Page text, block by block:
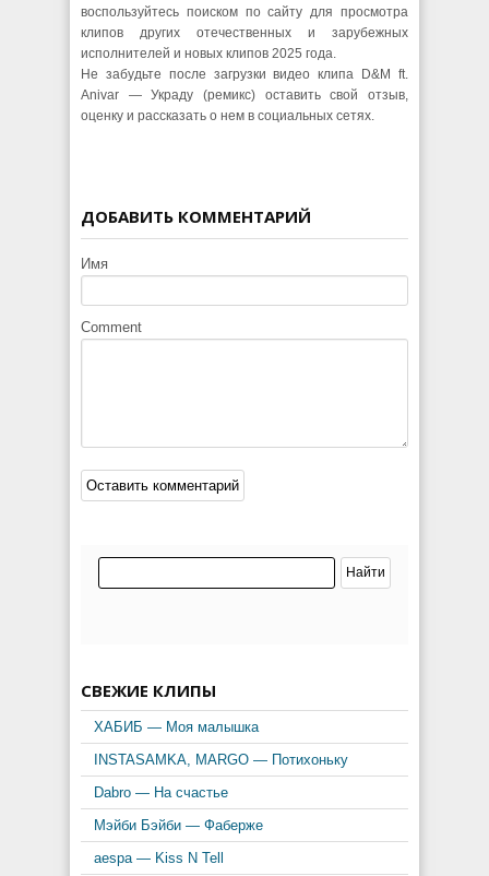
воспользуйтесь поиском по сайту для просмотра
клипов других отечественных и зарубежных
исполнителей и новых клипов 2025 года.
Не забудьте после загрузки видео клипа D&M ft.
Anivar — Украду (ремикс) оставить свой отзыв,
оценку и рассказать о нем в социальных сетях.
ДОБАВИТЬ КОММЕНТАРИЙ
Имя
Comment
СВЕЖИЕ КЛИПЫ
ХАБИБ — Моя малышка
INSTASAMKA, MARGO — Потихоньку
Dabro — На счастье
Мэйби Бэйби — Фаберже
aespa — Kiss N Tell